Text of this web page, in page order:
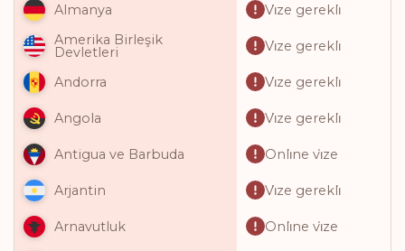
Almanya
Vi̇ze gerekli̇
Amerika Birleşik
Devletleri Vi̇ze gerekli̇
Andorra Vi̇ze gerekli̇
Angola Vi̇ze gerekli̇
Antigua ve Barbuda Onli̇ne vi̇ze
Arjantin Vi̇ze gerekli̇
Arnavutluk Onli̇ne vi̇ze